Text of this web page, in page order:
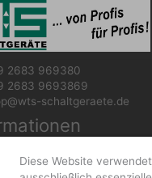
2683 969380
2683 9693869
schaltgeraete.de
Diese Website verwendet